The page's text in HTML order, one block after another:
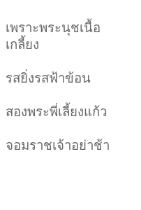
เพราะพระนุชเนื้อ
เกลี้ยง
รสยิ่งรสฟ้าข้อน
สองพระพี่เลี้ยงแก้ว
จอมราชเจ้าอย่าช้า